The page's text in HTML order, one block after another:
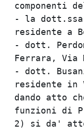
- la
- dott.
- dott.
dando
2) si da'